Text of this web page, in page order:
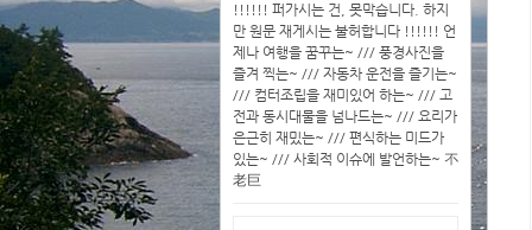
!!!!!! 퍼가시는 건, 못막습니다. 하지
만 원문 재게시는 불허합니다 !!!!!! 언
제나 여행을 꿈꾸는~ /// 풍경사진을
즐겨 찍는~ /// 자동차 운전을 즐기는~
/// 컴터조립을 재미있어 하는~ /// 고
전과 동시대물을 넘나드는~ /// 요리가
은근히 재밌는~ /// 편식하는 미드가
있는~ /// 사회적 이슈에 발언하는~ 不
老巨